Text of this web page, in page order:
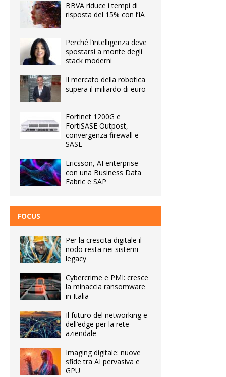
BBVA riduce i tempi di
risposta del 15% con l’IA
Perché l’intelligenza deve
spostarsi a monte degli
stack moderni
Il mercato della robotica
supera il miliardo di euro
Fortinet 1200G e
FortiSASE Outpost,
convergenza firewall e
SASE
Ericsson, AI enterprise
con una Business Data
Fabric e SAP
FOCUS
Per la crescita digitale il
nodo resta nei sistemi
legacy
Cybercrime e PMI: cresce
la minaccia ransomware
in Italia
Il futuro del networking e
dell’edge per la rete
aziendale
Imaging digitale: nuove
sfide tra AI pervasiva e
GPU